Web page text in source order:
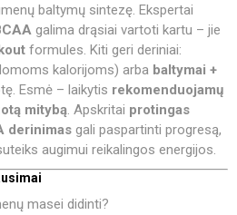
baltymų sintezę. Ekspertai
galima drąsiai vartoti kartu – jie
formules. Kiti geri deriniai:
kalorijoms) arba baltymai +
Esmė – laikytis rekomenduojamų
mitybą. Apskritai protingas
derinimas gali paspartinti progresą,
augimui reikalingos energijos.
masei didinti?